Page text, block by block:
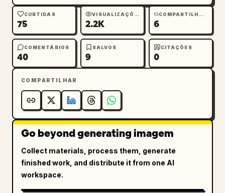
CURTIDAS
75
VISUALIZAÇÕES
2.2K
COMPARTILHAMENTOS
6
COMENTÁRIOS
40
SALVOS
9
CITAÇÕES
0
COMPARTILHAR
Go beyond generating imagem
Collect materials, process them, generate
finished work, and distribute it from one AI
workspace.